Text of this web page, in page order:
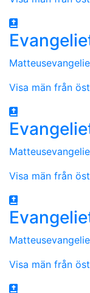
Visa män från öst
Visa män från öst
Visa män från öst